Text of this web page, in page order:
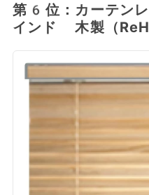
第6位：カーテン
インド 木製（